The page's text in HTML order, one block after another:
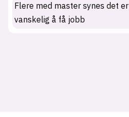
Flere med master synes det er
vanskelig å få jobb